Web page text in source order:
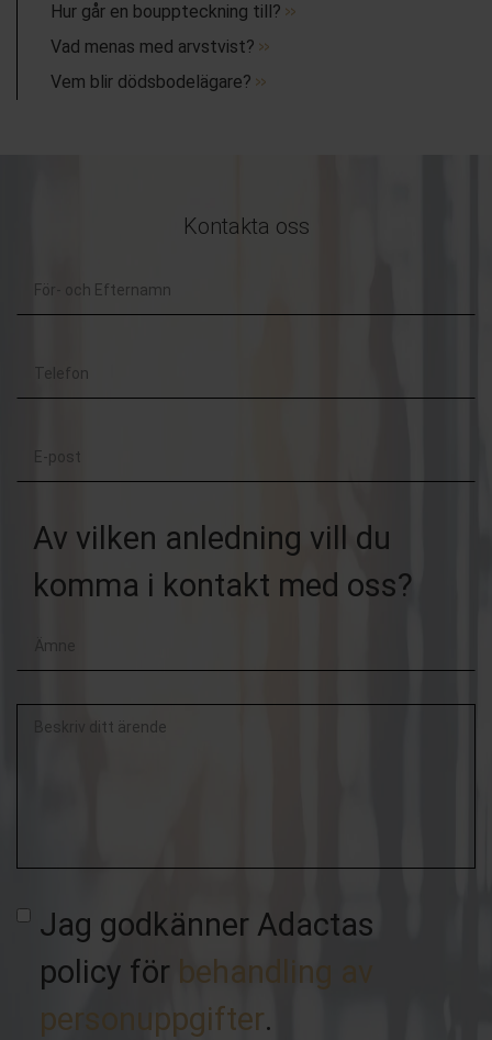
Hur går en bouppteckning till?
Vad menas med arvstvist?
Vem blir dödsbodelägare?
Kontakta oss
För-
Efternamn
Telefon
E-
Av vilken anledning vill du
komma i kontakt med oss?
Beskriv
Jag godkänner Adactas
policy för behandling av
personuppgifter.